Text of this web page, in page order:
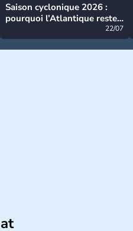
Saison cyclonique 2026 :
pourquoi l’Atlantique reste
22/07